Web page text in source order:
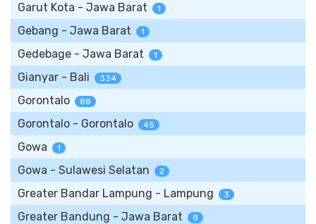
Garut Kota - Jawa Barat 1
Gebang - Jawa Barat 1
Gedebage - Jawa Barat 1
Gianyar - Bali 334
Gorontalo 88
Gorontalo - Gorontalo 45
Gowa 1
Gowa - Sulawesi Selatan 2
Greater Bandar Lampung - Lampung 3
Greater Bandung - Jawa Barat 8